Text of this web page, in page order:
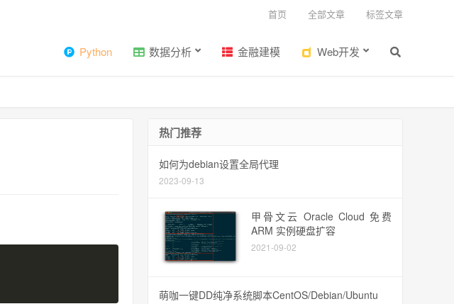
Python 数据分析 金融建模 Web开发
首页 全部文章 标签文章
热门推荐
如何为debian设置全局代理
2023-09-13
甲骨文云 Oracle Cloud 免费
ARM 实例硬盘扩容
2021-09-02
萌咖一键DD纯净系统脚本CentOS/Debian/Ubuntu